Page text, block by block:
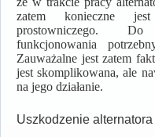
zatem konieczne jest
prostowniczego.
funkcjonowania
Zauważalne jest zatem
jest skomplikowana, ale
na jego działanie.
Uszkodzenie